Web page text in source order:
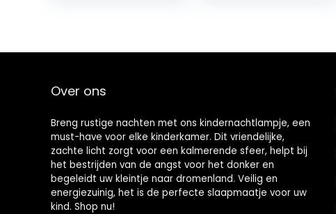
Over ons
Breng rustige nachten met ons kindernachtlampje, een
must-have voor elke kinderkamer. Dit vriendelijke,
zachte licht zorgt voor een kalmerende sfeer, helpt bij
het bestrijden van de angst voor het donker en
begeleidt uw kleintje naar dromenland. Veilig en
energiezuinig, het is de perfecte slaapmaatje voor uw
kind. Shop nu!